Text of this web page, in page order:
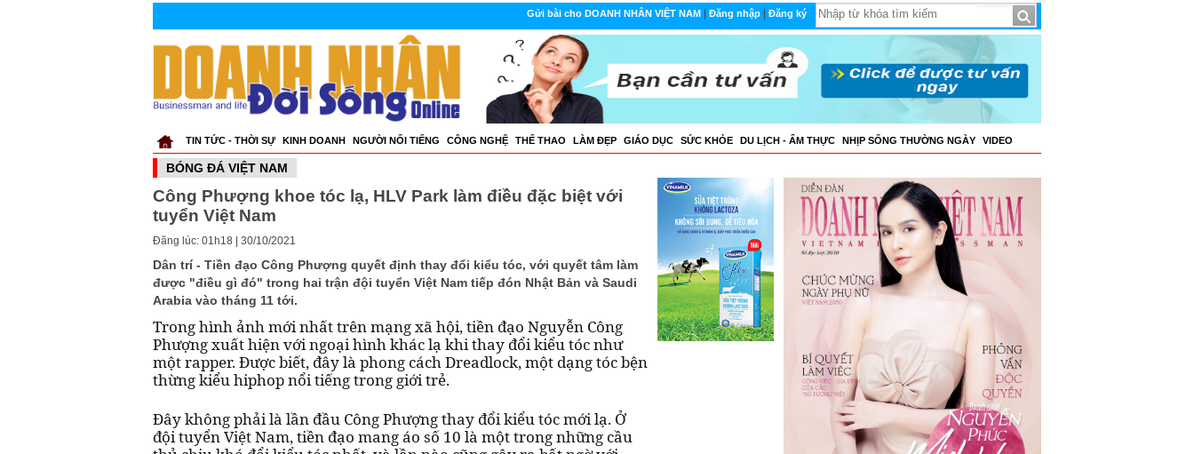
Gửi bài cho DOANH NHÂN VIỆT NAM| Đăng nhập| Đăng ký
TIN TỨC - THỜI SỰ KINH DOANH NGƯỜI NỔI TIẾNG CÔNG NGHỆ THẾ THAO LÀM ĐẸP GIÁO DỤC SỨC KHỎE DU LỊCH - ẨM THỰC NHỊP SỐNG THƯỜNG NGÀY VIDEO
BÓNG ĐÁ VIỆT NAM
Công Phượng khoe tóc lạ, HLV Park làm điều đặc biệt với
tuyển Việt Nam
Đăng lúc: 01h18 | 30/10/2021
Dân trí - Tiền đạo Công Phượng quyết định thay đổi kiểu tóc, với quyết tâm làm
được "điều gì đó" trong hai trận đội tuyển Việt Nam tiếp đón Nhật Bản và Saudi
Arabia vào tháng 11 tới.
Trong hình ảnh mới nhất trên mạng xã hội, tiền đạo Nguyễn Công
Phượng xuất hiện với ngoại hình khác lạ khi thay đổi kiểu tóc như
một rapper. Được biết, đây là phong cách Dreadlock, một dạng tóc bện
thừng kiểu hiphop nổi tiếng trong giới trẻ.
Đây không phải là lần đầu Công Phượng thay đổi kiểu tóc mới lạ. Ở
đội tuyển Việt Nam, tiền đạo mang áo số 10 là một trong những cầu